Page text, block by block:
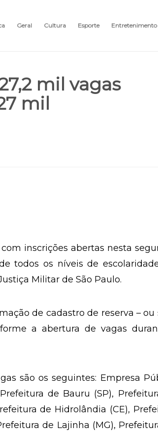
Geral Cultura Esporte Entretenimento
mil vagas
mil
inscrições abertas nesta
todos os níveis de
Militar de São Paulo.
de cadastro de reserva – ou
a abertura de vagas
são os seguintes: Empresa
de Bauru (SP),
de Hidrolândia (CE),
de Lajinha (MG),